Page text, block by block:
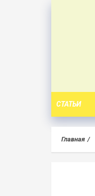
СТАТЬИ
Главная